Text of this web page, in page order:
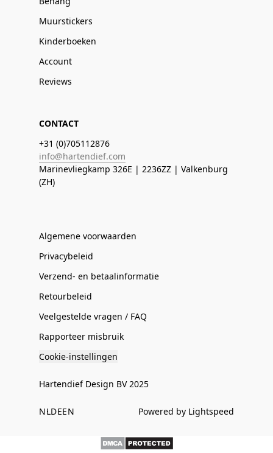
Muurstickers
Kinderboeken
Account
Reviews
CONTACT
+31 (0)705112876
info@hartendief.com
Marinevliegkamp 326E | 2236ZZ | Valkenburg
(ZH)
Algemene voorwaarden
Privacybeleid
Verzend- en betaalinformatie
Retourbeleid
Veelgestelde vragen / FAQ
Rapporteer misbruik
Cookie-instellingen
Hartendief Design BV 2025
NLDEEN Powered by Lightspeed